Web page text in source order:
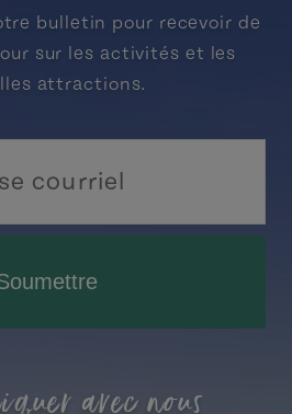
bulletin pour recevoir de
sur les activités et les
attractions.
avec nous